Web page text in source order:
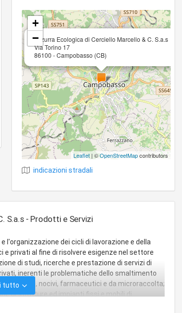
Azzurra Ecologica di Cerciello Marcello & C. S.a.s
Via Torino 17
86100 - Campobasso (CB)
+
−
Leaflet| ©OpenStreetMapcontributors
indicazioni stradali
S.a.s - Prodotti e Servizi
l'organizzazione dei cicli di lavorazione e della
e privati al fine di risolvere esigenze nel settore
di studi, ricerche e prestazione di servizi di
inerenti le problematiche dello smaltimento
tossici, nocivi, farmaceutici e da microraccolta;
di strutture ed impianti fissi e mobili di
e riutilizzo dei rifiuti di qualsiasi natura;
tutto